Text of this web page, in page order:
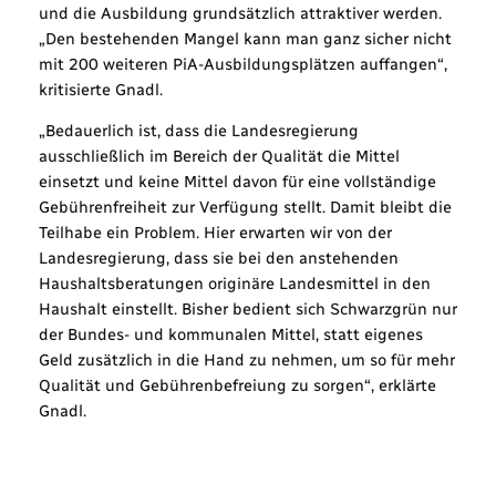
und die Ausbildung grundsätzlich attraktiver werden.
„Den bestehenden Mangel kann man ganz sicher nicht
mit 200 weiteren PiA-Ausbildungsplätzen auffangen“,
kritisierte Gnadl.
„Bedauerlich ist, dass die Landesregierung
ausschließlich im Bereich der Qualität die Mittel
einsetzt und keine Mittel davon für eine vollständige
Gebührenfreiheit zur Verfügung stellt. Damit bleibt die
Teilhabe ein Problem. Hier erwarten wir von der
Landesregierung, dass sie bei den anstehenden
Haushaltsberatungen originäre Landesmittel in den
Haushalt einstellt. Bisher bedient sich Schwarzgrün nur
der Bundes- und kommunalen Mittel, statt eigenes
Geld zusätzlich in die Hand zu nehmen, um so für mehr
Qualität und Gebührenbefreiung zu sorgen“, erklärte
Gnadl.